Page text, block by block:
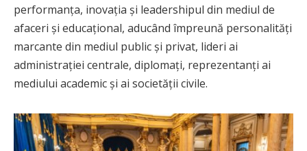
performanța, inovația și leadershipul din mediul de
afaceri și educațional, aducând împreună personalități
marcante din mediul public și privat, lideri ai
administrației centrale, diplomați, reprezentanți ai
mediului academic și ai societății civile.